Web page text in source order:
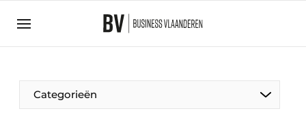
Bedrijven
Bedrijven
Categorieën